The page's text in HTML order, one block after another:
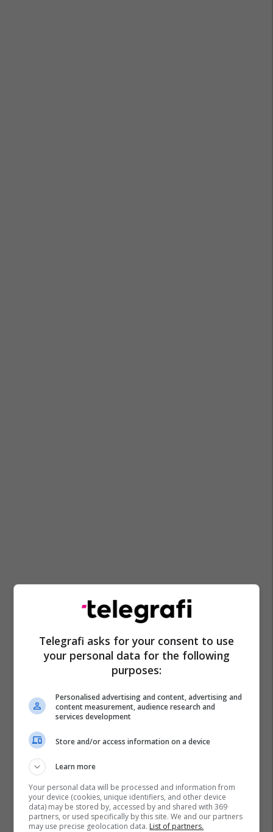
Telegrafi asks for your consent to use
your personal data for the following
purposes:
Personalised advertising and content, advertising and
content measurement, audience research and
services development
Store and/or access information on a device
Learn more
Your personal data will be processed and information from
your device (cookies, unique identifiers, and other device
data) may be stored by, accessed by and shared with 369
partners, or used specifically by this site. We and our partners
may use precise geolocation data. List of partners.